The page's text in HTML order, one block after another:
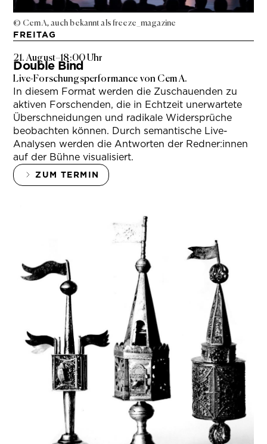
© Cem A, auch bekannt als freeze_magazine
FREITAG
21. August–18:00 Uhr
Double Bind
Live-Forschungsperformance von Cem A.
In diesem Format werden die Zuschauenden zu
aktiven Forschenden, die in Echtzeit unerwartete
Überschneidungen und radikale Widersprüche
beobachten können. Durch semantische Live-
Analysen werden die Antworten der Redner:innen
auf der Bühne visualisiert.
ZUM TERMIN